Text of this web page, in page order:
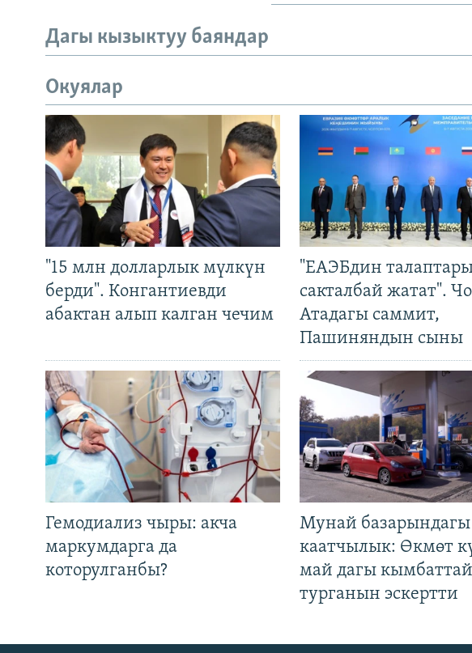
Дагы кызыктуу баяндар
Окуялар
"15 млн долларлык мүлкүн
берди". Конгантиевди
абактан алып калган чечим
"ЕАЭБдин
сакталбай жатат".
Атадагы саммит,
Пашиняндын сыны
Гемодиализ чыры: акча
маркумдарга да
которулганбы?
Мунай базарындагы
каатчылык: Өкмөт
май дагы кымбаттай
турганын эскертти